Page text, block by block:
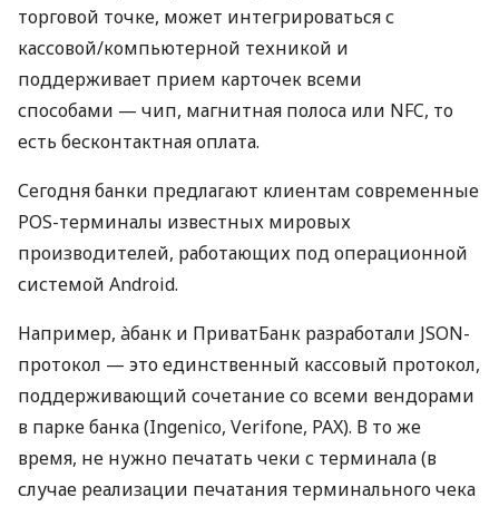
торговой точке, может интегрироваться с
кассовой/компьютерной техникой и
поддерживает прием карточек всеми
способами — чип, магнитная полоса или NFC, то
есть бесконтактная оплата.
Сегодня банки предлагают клиентам современные
POS-терминалы известных мировых
производителей, работающих под операционной
системой Android.
Например, àбанк и ПриватБанк разработали JSON-
протокол — это единственный кассовый протокол,
поддерживающий сочетание со всеми вендорами
в парке банка (Ingenico, Verifone, PAX). В то же
время, не нужно печатать чеки с терминала (в
случае реализации печатания терминального чека